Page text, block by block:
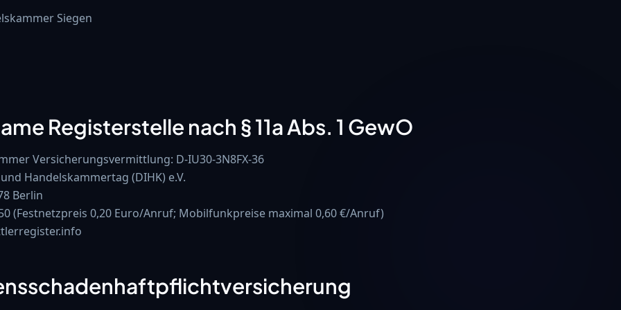
Siegen
Registerstelle nach § 11a Abs. 1 GewO
Versicherungsvermittlung: D-IU30-3N8FX-36
Handelskammertag (DIHK) e.V.
Berlin
(Festnetzpreis 0,20 Euro/Anruf; Mobilfunkpreise maximal 0,60 €/Anruf)